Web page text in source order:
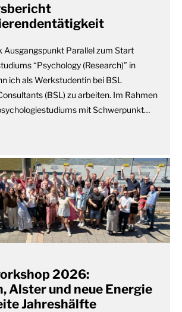
Ausgangspunkt Parallel zum Start
“Psychology (Research)” in
ich als Werkstudentin bei BSL
(BSL) zu arbeiten. Im Rahmen
mit Schwerpunkt…
2026:
Alster und neue Energie
Jahreshälfte